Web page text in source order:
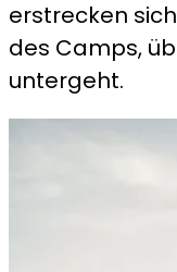
erstrecken
des Camps,
untergeht.